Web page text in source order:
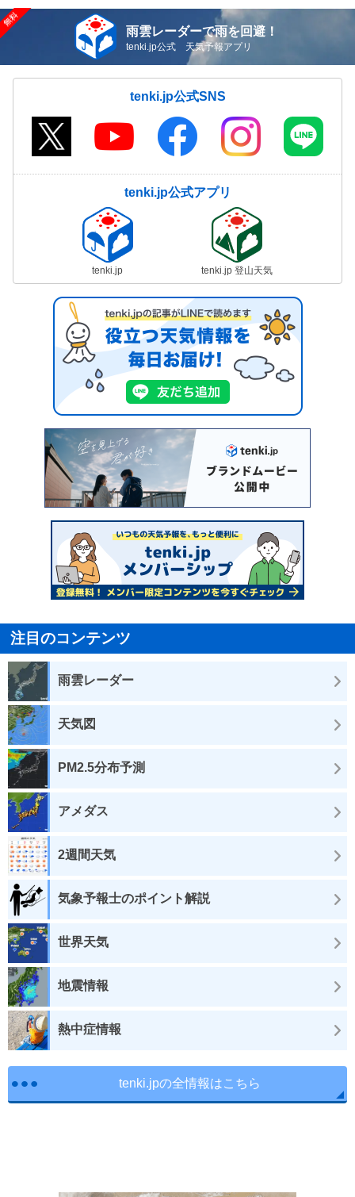
雨雲レーダーで雨を回避！
tenki.jp公式 天気予報アプリ
tenki.jp公式SNS
tenki.jp公式アプリ
tenki.jp tenki.jp 登山天気
注目のコンテンツ
雨雲レーダー
天気図
PM2.5分布予測
アメダス
2週間天気
気象予報士のポイント解説
世界天気
地震情報
熱中症情報
tenki.jpの全情報はこちら